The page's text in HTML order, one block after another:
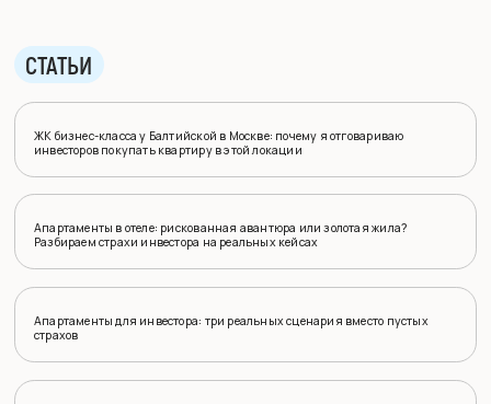
СТАТЬИ
ЖК бизнес-класса у Балтийской в Москве: почему я отговариваю
инвесторов покупать квартиру в этой локации
Апартаменты в отеле: рискованная авантюра или золотая жила?
Разбираем страхи инвестора на реальных кейсах
Апартаменты для инвестора: три реальных сценария вместо пустых
страхов